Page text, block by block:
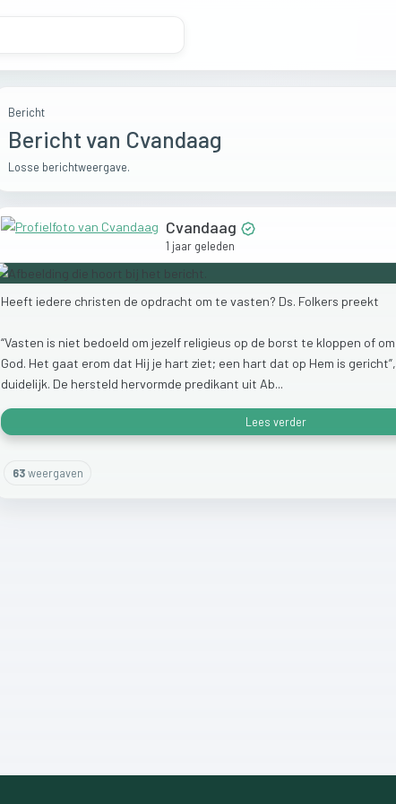
Bericht
Bericht van Cvandaag
Losse berichtweergave.
Cvandaag
1 jaar geleden
Heeft iedere christen de opdracht om te vasten? Ds. Folkers preekt
“Vasten is niet bedoeld om jezelf religieus op de borst te kloppen of om
God. Het gaat erom dat Hij je hart ziet; een hart dat op Hem is gericht”,
duidelijk. De hersteld hervormde predikant uit Ab...
Lees verder
63weergaven